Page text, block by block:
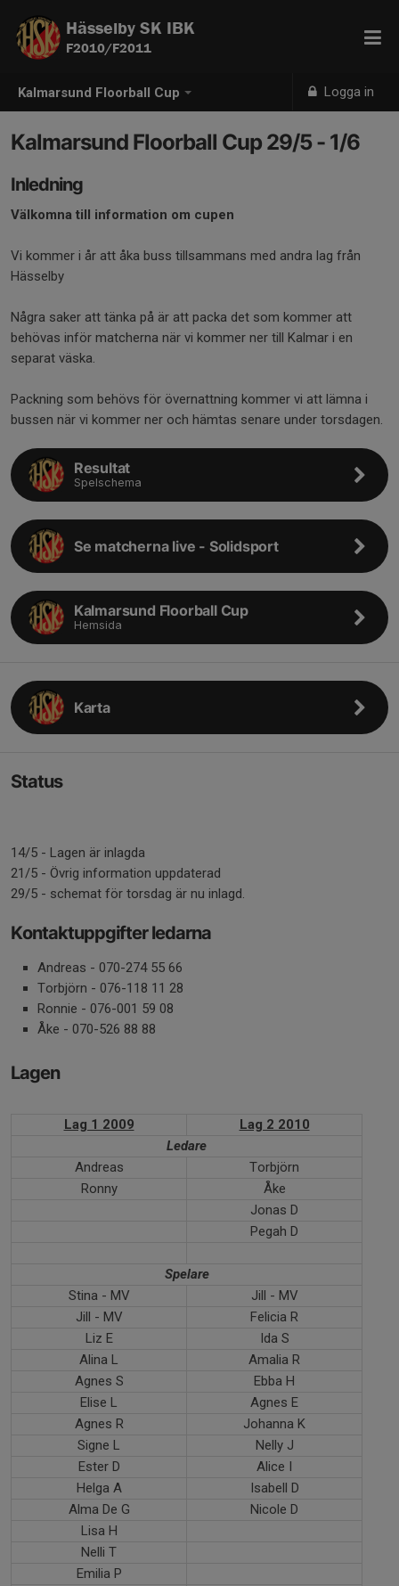
Kalmarsund Floorball Cup Logga in
Hässelby SK IBK
F2010/F2011
Kalmarsund Floorball Cup 29/5 - 1/6
Inledning
Välkomna till information om cupen
Vi kommer i år att åka buss tillsammans med andra lag från
Hässelby
Några saker att tänka på är att packa det som kommer att
behövas inför matcherna när vi kommer ner till Kalmar i en
separat väska.
Packning som behövs för övernattning kommer vi att lämna i
bussen när vi kommer ner och hämtas senare under torsdagen.
Resultat
Spelschema
Se matcherna live - Solidsport
Kalmarsund Floorball Cup
Hemsida
Karta
Status
14/5 - Lagen är inlagda
21/5 - Övrig information uppdaterad
29/5 - schemat för torsdag är nu inlagd.
Kontaktuppgifter ledarna
Andreas - 070-274 55 66
Torbjörn - 076-118 11 28
Ronnie - 076-001 59 08
Åke - 070-526 88 88
Lagen
Lag 1 2009
Lag 2 2010
Ledare
Andreas
Torbjörn
Ronny
Åke
Jonas D
Pegah D
Spelare
Stina - MV
Jill - MV
Jill - MV
Felicia R
Liz E
Ida S
Alina L
Amalia R
Agnes S
Ebba H
Elise L
Agnes E
Agnes R
Johanna K
Signe L
Nelly J
Ester D
Alice I
Helga A
Isabell D
Alma De G
Nicole D
Lisa H
Nelli T
Emilia P